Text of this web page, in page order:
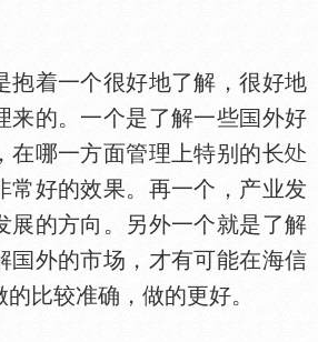
着一个很好地了解，很好地
来的。一个是了解一些
外好
在哪一方面管理上特别的长
常好的效果。再一个，产业发
展的方向。另外一个就是了解
外的市场，才有可能在海信
比较准确，做的更好。